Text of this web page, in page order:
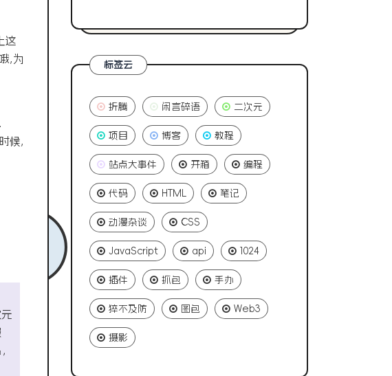
这
,为
候,
标签云
折腾 闲言碎语 二次元
项目 博客 教程
站点大事件 开箱 编程
代码 HTML 笔记
动漫杂谈 CSS
JavaScript api 1024
插件 抓包 手办
猝不及防 图包 Web3
摄影